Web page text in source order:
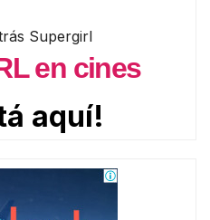
en cines
aquí!